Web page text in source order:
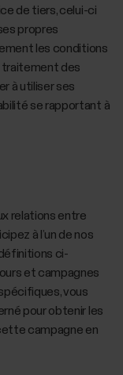
de tiers, celui-ci
propres
les conditions
traitement des
à utiliser ses
se rapportant à
relations entre
à l’un de nos
ci-
et campagnes
vous
pour obtenir les
campagne en